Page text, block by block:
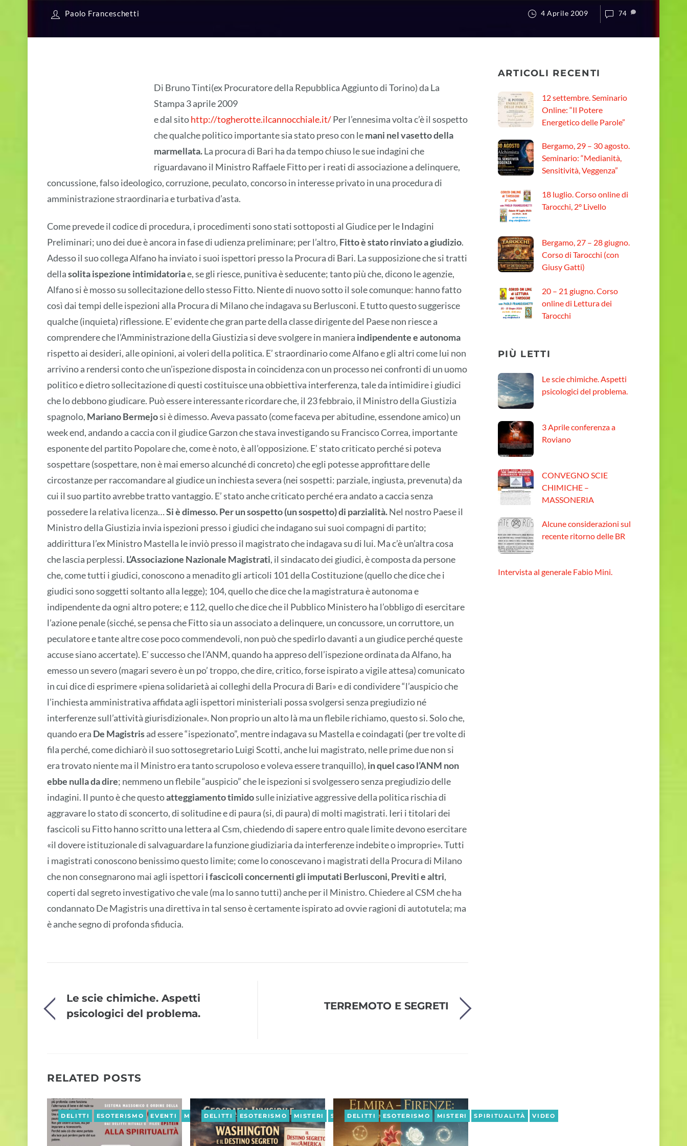
4 Aprile 2009
Paolo Franceschetti 74
Di Bruno Tinti(ex Procuratore della Repubblica Aggiunto di Torino) da La
Stampa 3 aprile 2009
e dal sitohttp://togherotte.ilcannocchiale.it/Per l’ennesima volta c’è il sospetto
che qualche politico importante sia stato preso con lemani nel vasetto della
marmellata.La procura di Bari ha da tempo chiuso le sue indagini che
riguardavano il Ministro Raffaele Fitto per i reati di associazione a delinquere,
concussione, falso ideologico, corruzione, peculato, concorso in interesse privato in una procedura di
amministrazione straordinaria e turbativa d’asta.
Come prevede il codice di procedura, i procedimenti sono stati sottoposti al Giudice per le Indagini
Preliminari; uno dei due è ancora in fase di udienza preliminare; per l’altro, Fitto è stato rinviato a giudizio.
Adesso il suo collega Alfano ha inviato i suoi ispettori presso la Procura di Bari. La supposizione che si tratti
dellasolita ispezione intimidatoriae, se gli riesce, punitiva è seducente; tanto più che, dicono le agenzie,
Alfano si è mosso su sollecitazione dello stesso Fitto. Niente di nuovo sotto il sole comunque: hanno fatto
così dai tempi delle ispezioni alla Procura di Milano che indagava su Berlusconi. E tutto questo suggerisce
qualche (inquieta) riflessione. E’ evidente che gran parte della classe dirigente del Paese non riesce a
comprendere che l’Amministrazione della Giustizia si deve svolgere in maniera indipendente e autonoma
rispetto ai desideri, alle opinioni, ai voleri della politica. E’ straordinario come Alfano e gli altri come lui non
arrivino a rendersi conto che un’ispezione disposta in coincidenza con un processo nei confronti di un uomo
politico e dietro sollecitazione di questi costituisce una obbiettiva interferenza, tale da intimidire i giudici
che lo debbono giudicare. Può essere interessante ricordare che, il 23 febbraio, il Ministro della Giustizia
spagnolo, Mariano Bermejosi è dimesso. Aveva passato (come faceva per abitudine, essendone amico) un
week end, andando a caccia con il giudice Garzon che stava investigando su Francisco Correa, importante
esponente del partito Popolare che, come è noto, è all’opposizione. E’ stato criticato perché si poteva
sospettare (sospettare, non è mai emerso alcunché di concreto) che egli potesse approfittare delle
circostanze per raccomandare al giudice un inchiesta severa (nei sospetti: parziale, ingiusta, prevenuta) da
cui il suo partito avrebbe tratto vantaggio. E’ stato anche criticato perché era andato a caccia senza
possedere la relativa licenza…Si è dimesso. Per un sospetto (un sospetto) di parzialità.Nel nostro Paese il
Ministro della Giustizia invia ispezioni presso i giudici che indagano sui suoi compagni di partito;
addirittura l’ex Ministro Mastella le inviò presso il magistrato che indagava su di lui. Ma c’è un’altra cosa
che lascia perplessi. L’Associazione Nazionale Magistrati, il sindacato dei giudici, è composta da persone
che, come tutti i giudici, conoscono a menadito gli articoli 101 della Costituzione (quello che dice che i
giudici sono soggetti soltanto alla legge); 104, quello che dice che la magistratura è autonoma e
indipendente da ogni altro potere; e 112, quello che dice che il Pubblico Ministero ha l’obbligo di esercitare
l’azione penale (sicché, se pensa che Fitto sia un associato a delinquere, un concussore, un corruttore, un
peculatore e tante altre cose poco commendevoli, non può che spedirlo davanti a un giudice perché queste
accuse siano accertate). E’ successo che l’ANM, quando ha appreso dell’ispezione ordinata da Alfano, ha
emesso un severo (magari severo è un po’ troppo, che dire, critico, forse ispirato a vigile attesa) comunicato
in cui dice di esprimere «piena solidarietà ai colleghi della Procura di Bari» e di condividere “l’auspicio che
l’inchiesta amministrativa affidata agli ispettori ministeriali possa svolgersi senza pregiudizio né
interferenze sull’attività giurisdizionale». Non proprio un alto là ma un flebile richiamo, questo si. Solo che,
quando era De Magistrisad essere “ispezionato”, mentre indagava su Mastella e coindagati (per tre volte di
fila perché, come dichiarò il suo sottosegretario Luigi Scotti, anche lui magistrato, nelle prime due non si
era trovato niente ma il Ministro era tanto scrupoloso e voleva essere tranquillo), in quel caso l’ANM non
ebbe nulla da dire; nemmeno un flebile “auspicio” che le ispezioni si svolgessero senza pregiudizio delle
indagini. Il punto è che questoatteggiamento timidosulle iniziative aggressive della politica rischia di
aggravare lo stato di sconcerto, di solitudine e di paura (si, di paura) di molti magistrati. Ieri i titolari dei
fascicoli su Fitto hanno scritto una lettera al Csm, chiedendo di sapere entro quale limite devono esercitare
«il dovere istituzionale di salvaguardare la funzione giudiziaria da interferenze indebite o improprie». Tutti
i magistrati conoscono benissimo questo limite; come lo conoscevano i magistrati della Procura di Milano
che non consegnarono mai agli ispettori i fascicoli concernenti gli imputati Berlusconi, Previti e altri,
coperti dal segreto investigativo che vale (ma lo sanno tutti) anche per il Ministro. Chiedere al CSM che ha
condannato De Magistris una direttiva in tal senso è certamente ispirato ad ovvie ragioni di autotutela; ma
è anche segno di profonda sfiducia.
Le scie chimiche. Aspetti
psicologici del problema.
TERREMOTO E SEGRETI
RELATED POSTS
DELITTI ESOTERISMO EVENTI MASSONERIA SPIRITUALITÀ
DELITTI ESOTERISMO MISTERI SPIRITUALITÀ VIDEO
DELITTI ESOTERISMO MISTERI SPIRITUALITÀ VIDEO
ARTICOLI RECENTI
12 settembre. Seminario
Online: “Il Potere
Energetico delle Parole”
Bergamo, 29 – 30 agosto.
Seminario: “Medianità,
Sensitività, Veggenza”
18 luglio. Corso online di
Tarocchi, 2° Livello
Bergamo, 27 – 28 giugno.
Corso di Tarocchi (con
Giusy Gatti)
20 – 21 giugno. Corso
online di Lettura dei
Tarocchi
PIÙ LETTI
Le scie chimiche. Aspetti
psicologici del problema.
3 Aprile conferenza a
Roviano
CONVEGNO SCIE
CHIMICHE –
MASSONERIA
Alcune considerazioni sul
recente ritorno delle BR
Intervista al generale Fabio Mini.